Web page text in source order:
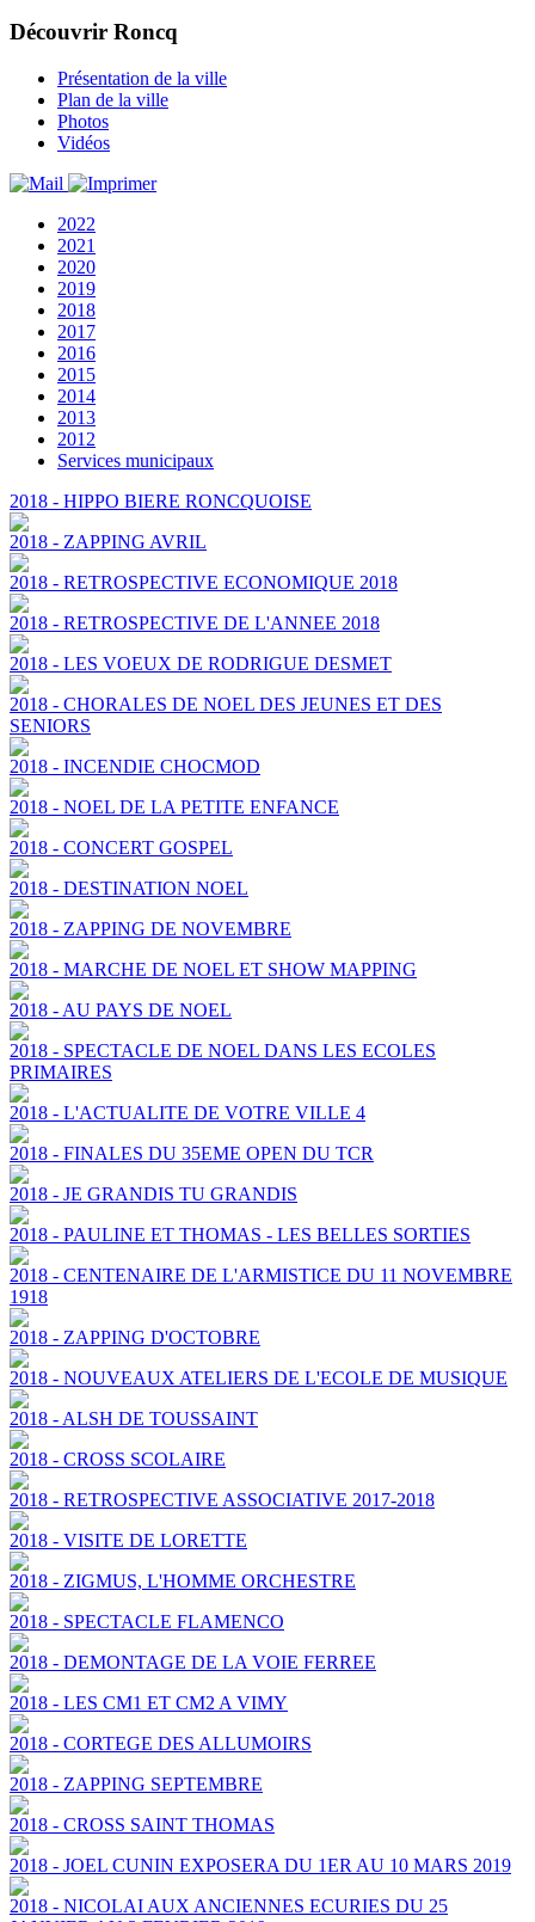
Découvrir Roncq
Présentation de la ville
Plan de la ville
Photos
Vidéos
2022
2021
2020
2019
2018
2017
2016
2015
2014
2013
2012
Services municipaux
2018 - HIPPO BIERE RONCQUOISE
2018 - ZAPPING AVRIL
2018 - RETROSPECTIVE ECONOMIQUE 2018
2018 - RETROSPECTIVE DE L'ANNEE 2018
2018 - LES VOEUX DE RODRIGUE DESMET
2018 - CHORALES DE NOEL DES JEUNES ET DES
SENIORS
2018 - INCENDIE CHOCMOD
2018 - NOEL DE LA PETITE ENFANCE
2018 - CONCERT GOSPEL
2018 - DESTINATION NOEL
2018 - ZAPPING DE NOVEMBRE
2018 - MARCHE DE NOEL ET SHOW MAPPING
2018 - AU PAYS DE NOEL
2018 - SPECTACLE DE NOEL DANS LES ECOLES
PRIMAIRES
2018 - L'ACTUALITE DE VOTRE VILLE 4
2018 - FINALES DU 35EME OPEN DU TCR
2018 - JE GRANDIS TU GRANDIS
2018 - PAULINE ET THOMAS - LES BELLES SORTIES
2018 - CENTENAIRE DE L'ARMISTICE DU 11 NOVEMBRE
1918
2018 - ZAPPING D'OCTOBRE
2018 - NOUVEAUX ATELIERS DE L'ECOLE DE MUSIQUE
2018 - ALSH DE TOUSSAINT
2018 - CROSS SCOLAIRE
2018 - RETROSPECTIVE ASSOCIATIVE 2017-2018
2018 - VISITE DE LORETTE
2018 - ZIGMUS, L'HOMME ORCHESTRE
2018 - SPECTACLE FLAMENCO
2018 - DEMONTAGE DE LA VOIE FERREE
2018 - LES CM1 ET CM2 A VIMY
2018 - CORTEGE DES ALLUMOIRS
2018 - ZAPPING SEPTEMBRE
2018 - CROSS SAINT THOMAS
2018 - JOEL CUNIN EXPOSERA DU 1ER AU 10 MARS 2019
2018 - NICOLAI AUX ANCIENNES ECURIES DU 25